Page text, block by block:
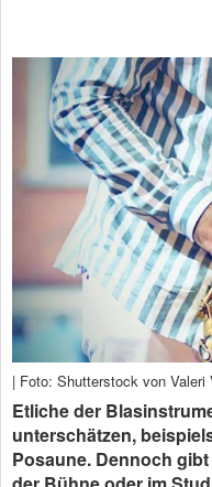
| Foto: Shutterstock von Valeri
Etliche der
unterschätzen,
Posaune. Dennoch